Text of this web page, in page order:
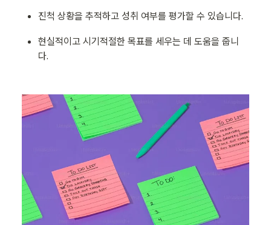
진척 상황을 추적하고 성취 여부를 평가할 수 있습니다.
현실적이고 시기적절한 목표를 세우는 데 도움을 줍니
다.